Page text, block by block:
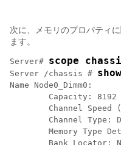
次に、メモリのプロパティ
ます。
Server# scope
Server /chassis #
Name Node0_Dimm0: